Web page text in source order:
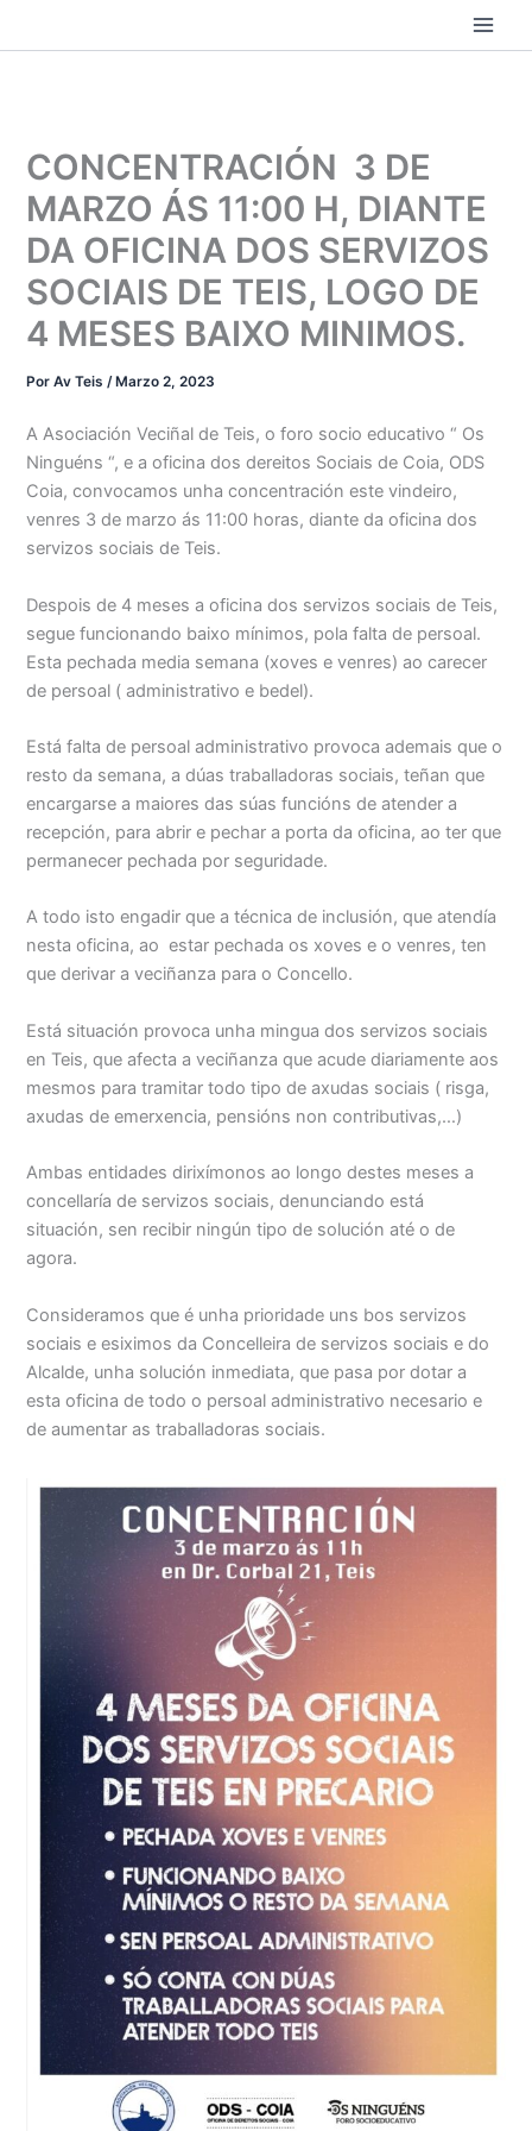
CONCENTRACIÓN 3 DE
MARZO ÁS 11:00 H, DIANTE
DA OFICINA DOS SERVIZOS
SOCIAIS DE TEIS, LOGO DE
4 MESES BAIXO MINIMOS.
PorAv Teis/ Marzo 2, 2023
A Asociación Veciñal de Teis, o foro socio educativo “ Os
Ninguéns “, e a oficina dos dereitos Sociais de Coia, ODS
Coia, convocamos unha concentración este vindeiro,
venres 3 de marzo ás 11:00 horas, diante da oficina dos
servizos sociais de Teis.
Despois de 4 meses a oficina dos servizos sociais de Teis,
segue funcionando baixo mínimos, pola falta de persoal.
Esta pechada media semana (xoves e venres) ao carecer
de persoal ( administrativo e bedel).
Está falta de persoal administrativo provoca ademais que o
resto da semana, a dúas traballadoras sociais, teñan que
encargarse a maiores das súas funcións de atender a
recepción, para abrir e pechar a porta da oficina, ao ter que
permanecer pechada por seguridade.
A todo isto engadir que a técnica de inclusión, que atendía
nesta oficina, ao estar pechada os xoves e o venres, ten
que derivar a veciñanza para o Concello.
Está situación provoca unha mingua dos servizos sociais
en Teis, que afecta a veciñanza que acude diariamente aos
mesmos para tramitar todo tipo de axudas sociais ( risga,
axudas de emerxencia, pensións non contributivas,…)
Ambas entidades dirixímonos ao longo destes meses a
concellaría de servizos sociais, denunciando está
situación, sen recibir ningún tipo de solución até o de
agora.
Consideramos que é unha prioridade uns bos servizos
sociais e esiximos da Concelleira de servizos sociais e do
Alcalde, unha solución inmediata, que pasa por dotar a
esta oficina de todo o persoal administrativo necesario e
de aumentar as traballadoras sociais.